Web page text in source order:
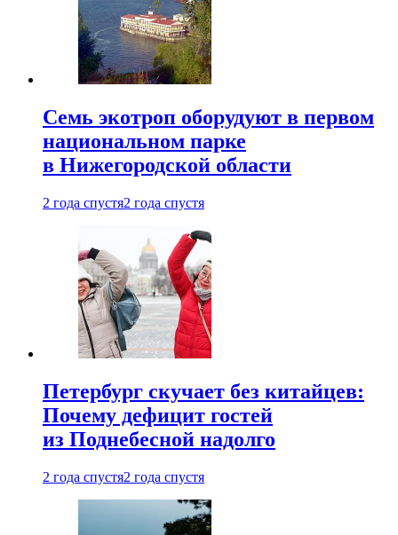
Семь экотроп оборудуют в первом
национальном парке
в Нижегородской области
2 года спустя2 года спустя
Петербург скучает без китайцев:
Почему дефицит гостей
из Поднебесной надолго
2 года спустя2 года спустя